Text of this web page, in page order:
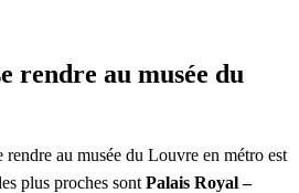
rendre au musée du
rendre au musée du Louvre en métro est
plus proches sont Palais Royal –